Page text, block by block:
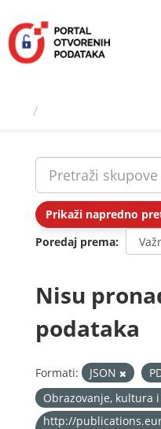
sadržaj
Prikaži napredno
Poredaj prema
Nisu
podataka
Formati: JSON
Obrazovanje, kultura
http://